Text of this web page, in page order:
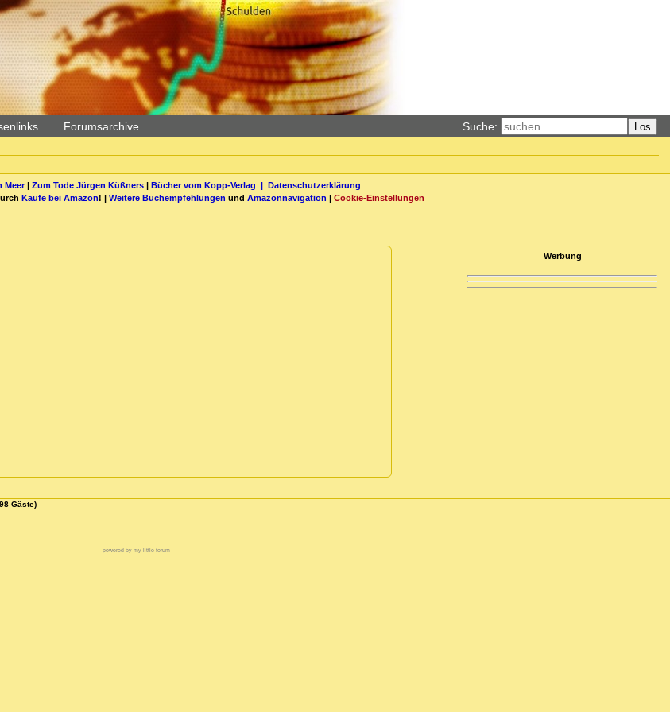
Forumsarchive Suche: Los
Meer| Zum Tode Jürgen Küßners| Bücher vom Kopp-Verlag | Datenschutzerklärung
Käufe bei Amazon! | Weitere Buchempfehlungen und Amazonnavigation | Cookie-Einstellungen
Werbung
Gäste)
powered by my little forum